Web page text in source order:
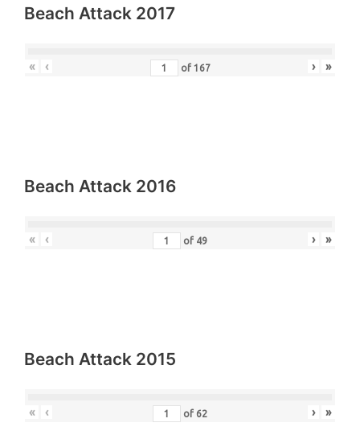
Beach Attack 2017
« ‹ of 167 › »
Beach Attack 2016
« ‹ of 49 › »
Beach Attack 2015
« ‹ of 62 › »